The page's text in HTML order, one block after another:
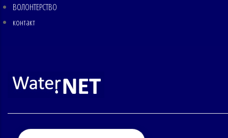
ВОЛОНТЕРСТВО
контакт